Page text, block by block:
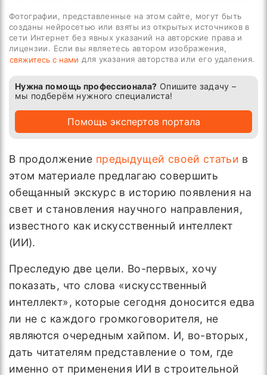
Фотографии, представленные на этом сайте, могут быть
созданы нейросетью или взяты из открытых источников в
сети Интернет без явных указаний на авторские права и
лицензии. Если вы являетесь автором изображения,
свяжитесь с нами для указания авторства или его удаления.
Нужна помощь профессионала? Опишите задачу –
мы подберём нужного специалиста!
Помощь экспертов портала
В продолжение предыдущей своей статьи в
этом материале предлагаю совершить
обещанный экскурс в историю появления на
свет и становления научного направления,
известного как искусственный интеллект
(ИИ).
Преследую две цели. Во-первых, хочу
показать, что слова «искусственный
интеллект», которые сегодня доносится едва
ли не с каждого громкоговорителя, не
являются очередным хайпом. И, во-вторых,
дать читателям представление о том, где
именно от применения ИИ в строительной